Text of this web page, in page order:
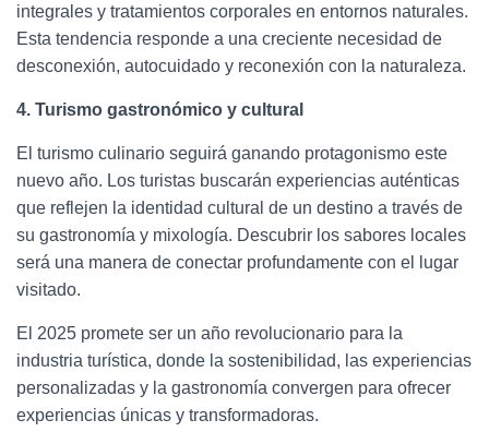
integrales y tratamientos corporales en entornos naturales.
Esta tendencia responde a una creciente necesidad de
desconexión, autocuidado y reconexión con la naturaleza.
4. Turismo gastronómico y cultural
El turismo culinario seguirá ganando protagonismo este
nuevo año. Los turistas buscarán experiencias auténticas
que reflejen la identidad cultural de un destino a través de
su gastronomía y mixología. Descubrir los sabores locales
será una manera de conectar profundamente con el lugar
visitado.
El 2025 promete ser un año revolucionario para la
industria turística, donde la sostenibilidad, las experiencias
personalizadas y la gastronomía convergen para ofrecer
experiencias únicas y transformadoras.